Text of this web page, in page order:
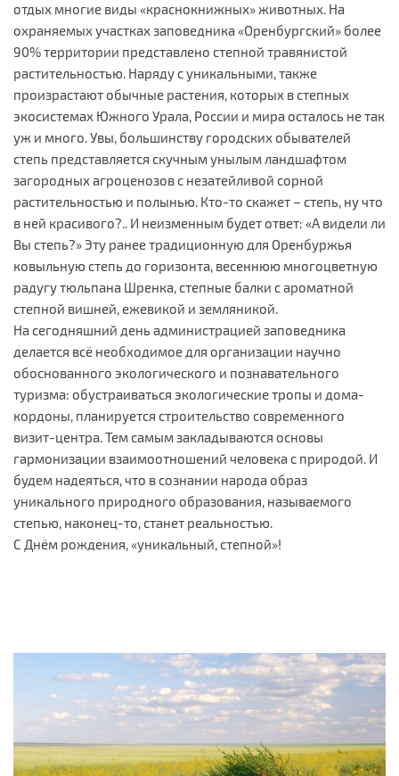
отдых многие виды «краснокнижных» животных. На
охраняемых участках заповедника «Оренбургский» более
90% территории представлено степной травянистой
растительностью. Наряду с уникальными, также
произрастают обычные растения, которых в степных
экосистемах Южного Урала, России и мира осталось не так
уж и много. Увы, большинству городских обывателей
степь представляется скучным унылым ландшафтом
загородных агроценозов с незатейливой сорной
растительностью и полынью. Кто-то скажет – степь, ну что
в ней красивого?.. И неизменным будет ответ: «А видели ли
Вы степь?» Эту ранее традиционную для Оренбуржья
ковыльную степь до горизонта, весеннюю многоцветную
радугу тюльпана Шренка, степные балки с ароматной
степной вишней, ежевикой и земляникой.
На сегодняшний день администрацией заповедника
делается всё необходимое для организации научно
обоснованного экологического и познавательного
туризма: обустраиваться экологические тропы и дома-
кордоны, планируется строительство современного
визит-центра. Тем самым закладываются основы
гармонизации взаимоотношений человека с природой. И
будем надеяться, что в сознании народа образ
уникального природного образования, называемого
степью, наконец-то, станет реальностью.
С Днём рождения, «уникальный, степной»!